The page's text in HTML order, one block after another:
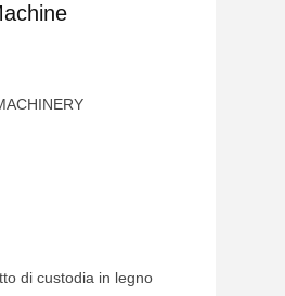
di custodia in legno